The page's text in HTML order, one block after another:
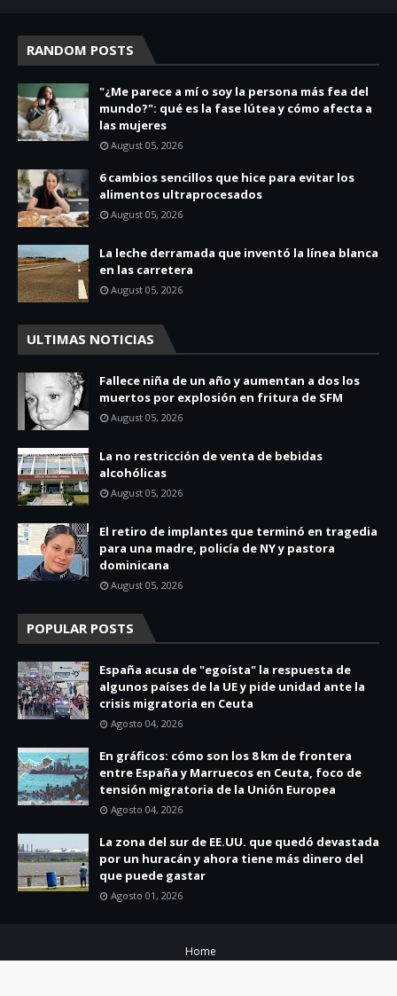
RANDOM POSTS
"¿Me parece a mí o soy la persona más fea del
mundo?": qué es la fase lútea y cómo afecta a
las mujeres
August 05, 2026
6 cambios sencillos que hice para evitar los
alimentos ultraprocesados
August 05, 2026
La leche derramada que inventó la línea blanca
en las carretera
August 05, 2026
ULTIMAS NOTICIAS
Fallece niña de un año y aumentan a dos los
muertos por explosión en fritura de SFM
August 05, 2026
La no restricción de venta de bebidas
alcohólicas
August 05, 2026
El retiro de implantes que terminó en tragedia
para una madre, policía de NY y pastora
dominicana
August 05, 2026
POPULAR POSTS
España acusa de "egoísta" la respuesta de
algunos países de la UE y pide unidad ante la
crisis migratoria en Ceuta
Agosto 04, 2026
En gráficos: cómo son los 8 km de frontera
entre España y Marruecos en Ceuta, foco de
tensión migratoria de la Unión Europea
Agosto 04, 2026
La zona del sur de EE.UU. que quedó devastada
por un huracán y ahora tiene más dinero del
que puede gastar
Agosto 01, 2026
Home